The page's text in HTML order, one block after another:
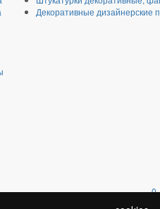
Декоративные дизайнерские
0